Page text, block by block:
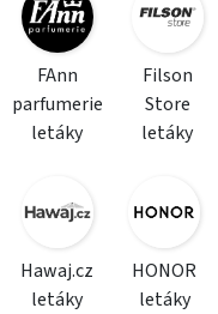
FAnn
parfumerie
letáky
Filson
Store
letáky
Hawaj.cz
letáky
HONOR
letáky